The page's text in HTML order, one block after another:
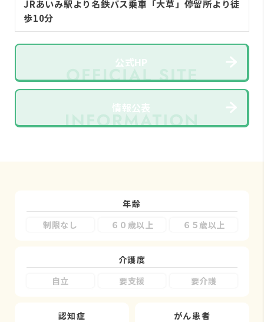
JRあいみ駅より名鉄バス乗車「大草」停留所より徒
歩10分
公式HP
情報公表
年齢
制限なし
６０歳以上 ６５歳以上
介護度
自立
要支援 要介護
認知症
がん患者